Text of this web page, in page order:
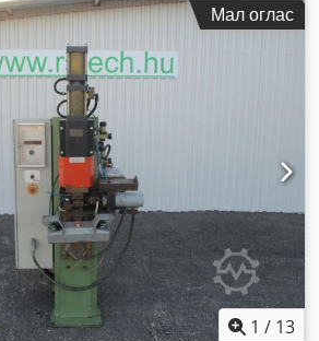
Мал оглас
1 / 13